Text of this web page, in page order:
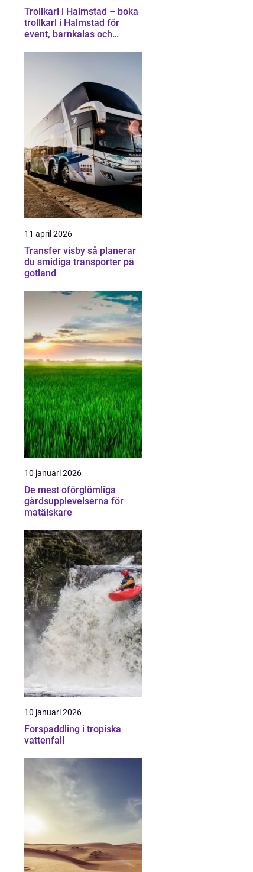
Trollkarl i Halmstad – boka
trollkarl i Halmstad för
event, barnkalas och
11 april 2026
Transfer visby så planerar
du smidiga transporter på
gotland
10 januari 2026
De mest oförglömliga
gårdsupplevelserna för
matälskare
10 januari 2026
Forspaddling i tropiska
vattenfall